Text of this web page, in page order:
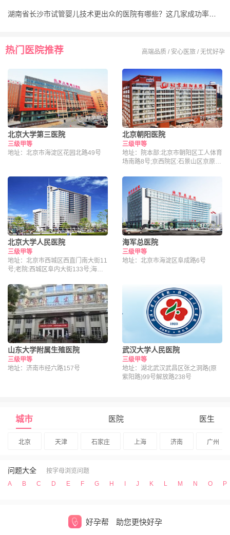
湖南省长沙市试管婴儿技术更出众的医院有哪些？这几家成功率高受认可
热门医院推荐 高端品质 / 安心医旅 / 无忧好孕
北京大学第三医院
三级甲等
地址：北京市海淀区花园北路49号
北京朝阳医院
三级甲等
地址：院本部:北京市朝阳区工人体育
场南路8号;京西院区:石景山区京原路
北京大学人民医院
三级甲等
地址：北京市西城区西直门南大街11
号;老院:西城区阜内大街133号;海淀
海军总医院
三级甲等
地址：北京市海淀区阜成路6号
山东大学附属生殖医院
三级甲等
地址：济南市经六路157号
武汉大学人民医院
三级甲等
地址：湖北武汉武昌区张之洞路(原
紫阳路)99号解放路238号
城市 医院 医生
北京 天津 石家庄 上海 济南 广州
问题大全
按字母浏览问题
A
B C D E F G H J K L M N O P
好孕帮 助您更快好孕